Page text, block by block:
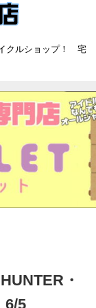
クルショップ！ 宅
・
6/5